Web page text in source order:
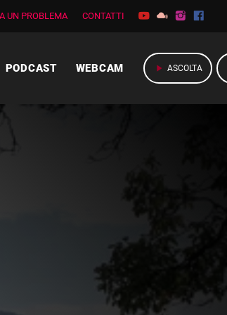
UN PROBLEMA CONTATTI
PODCAST WEBCAM play_arrow ASCOLTA